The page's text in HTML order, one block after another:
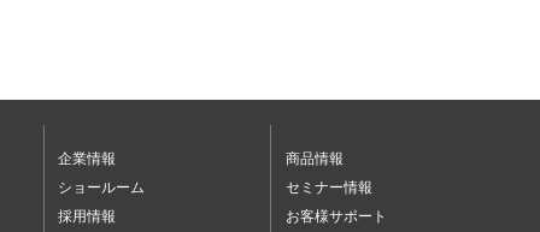
企業情報
ショールーム
採用情報
商品情報
セミナー情報
お客様サポート